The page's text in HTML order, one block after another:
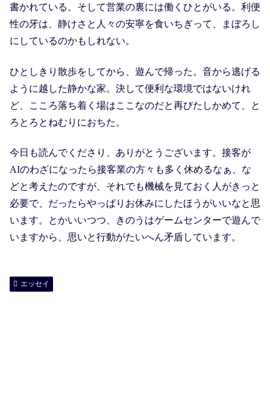
書かれている。そして営業の裏には働くひとがいる。利便
性の牙は、静けさと人々の安寧を食いちぎって、まぼろし
にしているのかもしれない。
ひとしきり散歩をしてから、遊んで帰った。音から逃げる
ように越した静かな家。決して便利な環境ではないけれ
ど、こころ落ち着く場はここなのだと再びたしかめて、と
ろとろとねむりにおちた。
今日も読んでくださり、ありがとうございます。接客が
AIのわざになったら接客業の方々も多く休めるなぁ、な
どと考えたのですが、それでも機械を見ておく人がきっと
必要で、だったらやっぱりお休みにしたほうがいいなと思
います。とかいいつつ、きのうはゲームセンターで遊んで
いますから、思いと行動がたいへん矛盾しています。
エッセイ